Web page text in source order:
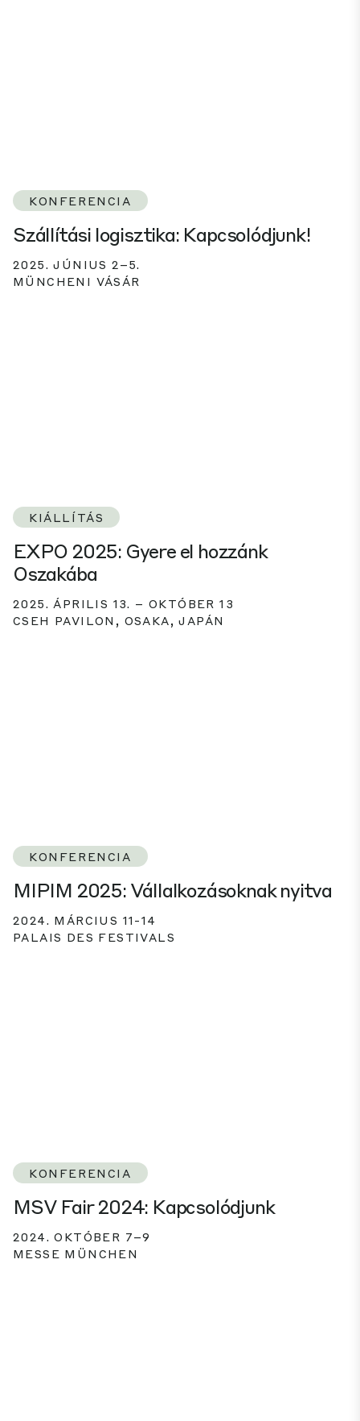
KONFERENCIA
Szállítási logisztika: Kapcsolódjunk!
2025. JÚNIUS 2–5.
MÜNCHENI VÁSÁR
KIÁLLÍTÁS
EXPO 2025: Gyere el hozzánk
Oszakába
2025. ÁPRILIS 13. – OKTÓBER 13
CSEH PAVILON, OSAKA, JAPÁN
KONFERENCIA
MIPIM 2025: Vállalkozásoknak nyitva
2024. MÁRCIUS 11-14
PALAIS DES FESTIVALS
KONFERENCIA
MSV Fair 2024: Kapcsolódjunk
2024. OKTÓBER 7–9
MESSE MÜNCHEN